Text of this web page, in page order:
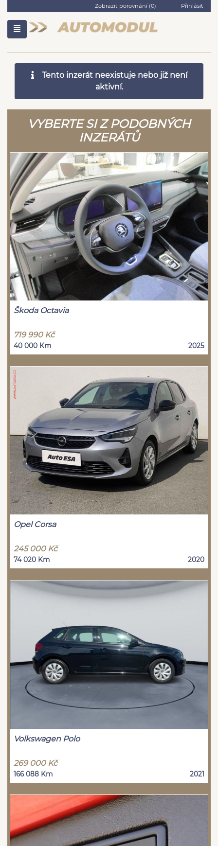
Zobrazit porovnání (0) Přihlásit
Tento inzerát neexistuje nebo již není
aktivní.
VYBERTE SI Z PODOBNÝCH
INZERÁTŮ
Škoda Octavia
719 990 Kč
40 000 Km 2025
Opel Corsa
245 000 Kč
74 020 Km 2020
Volkswagen Polo
269 000 Kč
166 088 Km 2021